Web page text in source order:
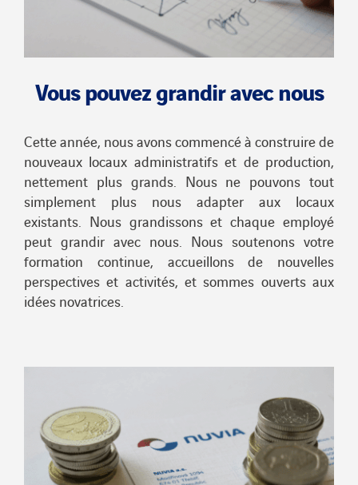
Vous pouvez grandir avec nous
Cette année, nous avons commencé à construire de
nouveaux locaux administratifs et de production,
nettement plus grands. Nous ne pouvons tout
simplement plus nous adapter aux locaux
existants. Nous grandissons et chaque employé
peut grandir avec nous. Nous soutenons votre
formation continue, accueillons de nouvelles
perspectives et activités, et sommes ouverts aux
idées novatrices.